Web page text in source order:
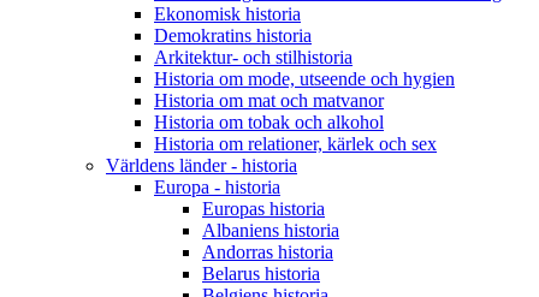
Ekonomisk historia
Demokratins historia
Arkitektur- och stilhistoria
Historia om mode, utseende och hygien
Historia om mat och matvanor
Historia om tobak och alkohol
Historia om relationer, kärlek och sex
Världens länder - historia
Europa - historia
Europas historia
Albaniens historia
Andorras historia
Belarus historia